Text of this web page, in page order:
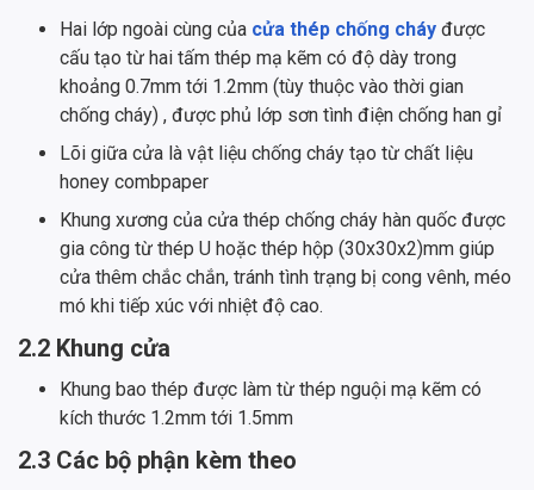
Hai lớp ngoài cùng của cửa thép chống cháy được
cấu tạo từ hai tấm thép mạ kẽm có độ dày trong
khoảng 0.7mm tới 1.2mm (tùy thuộc vào thời gian
chống cháy) , được phủ lớp sơn tình điện chống han gỉ
Lõi giữa cửa là vật liệu chống cháy tạo từ chất liệu
honey combpaper
Khung xương của cửa thép chống cháy hàn quốc được
gia công từ thép U hoặc thép hộp (30x30x2)mm giúp
cửa thêm chắc chắn, tránh tình trạng bị cong vênh, méo
mó khi tiếp xúc với nhiệt độ cao.
2.2 Khung cửa
Khung bao thép được làm từ thép nguội mạ kẽm có
kích thước 1.2mm tới 1.5mm
2.3 Các bộ phận kèm theo